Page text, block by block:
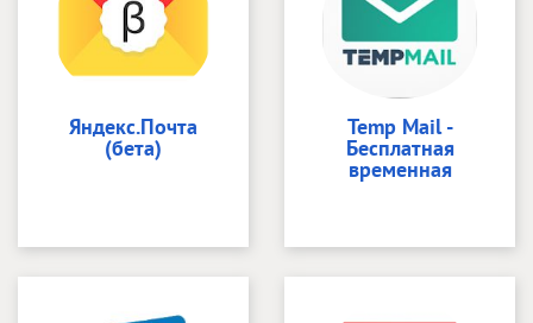
Яндекс.Почта
(бета)
Temp Mail -
Бесплатная
временная